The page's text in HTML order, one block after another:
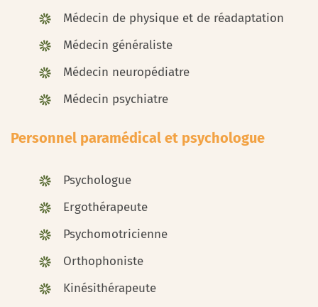
Médecin de physique et de réadaptation
Médecin généraliste
Médecin neuropédiatre
Médecin psychiatre
Personnel paramédical et psychologue
Psychologue
Ergothérapeute
Psychomotricienne
Orthophoniste
Kinésithérapeute